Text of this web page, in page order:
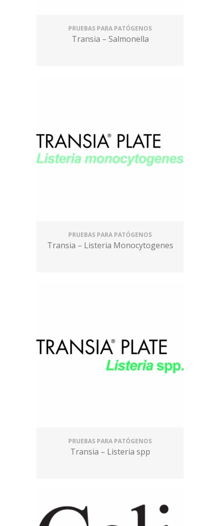
PRUEBAS PARA PATÓGENOS
Transia – Salmonella
PRUEBAS PARA PATÓGENOS
Transia – Listeria Monocytogenes
PRUEBAS PARA PATÓGENOS
Transia – Listeria spp